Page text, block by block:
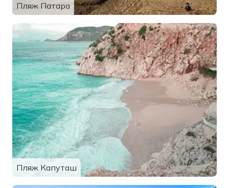
Пляж Патара
Пляж Капуташ